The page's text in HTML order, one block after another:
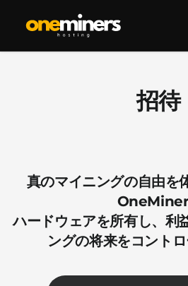
招待
真のマイニングの自由を
ハードウェアを所有し、利
ングの将来をコントロ